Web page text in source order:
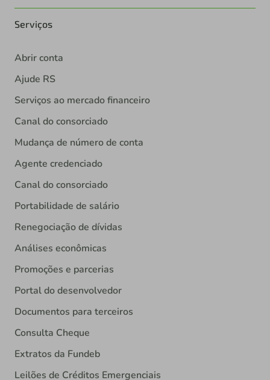
Serviços
Abrir conta
Ajude RS
Serviços ao mercado financeiro
Canal do consorciado
Mudança de número de conta
Agente credenciado
Canal do consorciado
Portabilidade de salário
Renegociação de dívidas
Análises econômicas
Promoções e parcerias
Portal do desenvolvedor
Documentos para terceiros
Consulta Cheque
Extratos da Fundeb
Leilões de Créditos Emergenciais